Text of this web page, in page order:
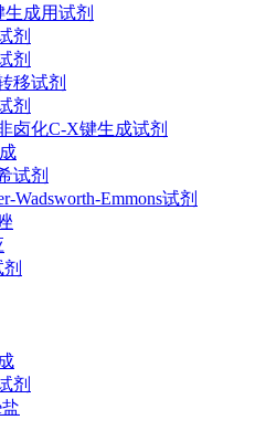
生成用试剂
剂
剂
移试剂
剂
卤化C-X键生成试剂
试剂
Wadsworth-Emmons试剂
剂